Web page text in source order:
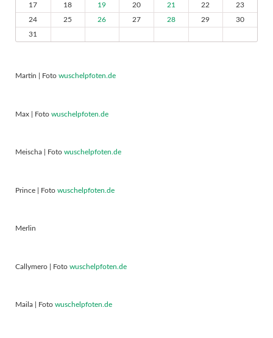
17
18 19 20 21 22
23
24
25 26 27 28 29
30
31
Martin | Foto wuschelpfoten.de
Max | Foto wuschelpfoten.de
Meischa | Foto wuschelpfoten.de
Prince | Foto wuschelpfoten.de
Merlin
Callymero | Foto wuschelpfoten.de
Maila | Foto wuschelpfoten.de